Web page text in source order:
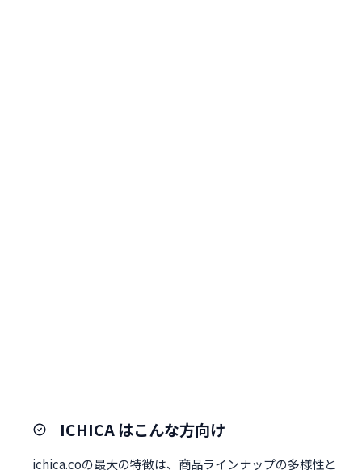
ICHICA はこんな方向け
ichica.coの最大の特徴は、商品ラインナップの多様性と